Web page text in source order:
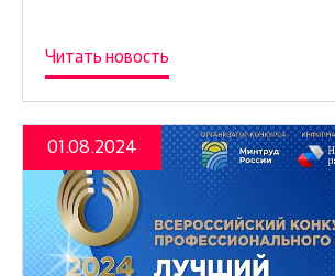
Читать новость
01.08.2024